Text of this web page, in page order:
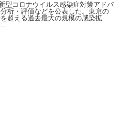
型コロナウイルス感染症対策アドバ
析・評価などを公表した。東京の
超える過去最大の規模の感染拡